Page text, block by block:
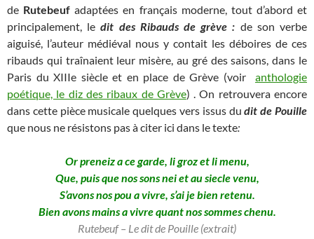
de Rutebeufadaptées en français moderne, tout d’abord et
principalement, ledit des Ribauds de grève : de son verbe
aiguisé, l’auteur médiéval nous y contait les déboires de ces
ribauds qui traînaient leur misère, au gré des saisons, dans le
Paris du XIIIe siècle et en place de Grève (voir anthologie
poétique, le diz des ribaux de Grève) . On retrouvera encore
dans cette pièce musicale quelques vers issus du dit de Pouille
que nous ne résistons pas à citer ici dans le texte:
Or preneiz a ce garde, li groz et li menu,
Que, puis que nos sons nei et au siecle venu,
S’avons nos pou a vivre, s’ai je bien retenu.
Bien avons mains a vivre quant nos sommes chenu.
Rutebeuf – Le dit de Pouille (extrait)